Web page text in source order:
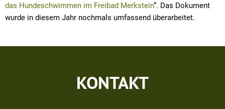
das Hundeschwimmen im Freibad Merkstein“. Das Dokument
wurde in diesem Jahr nochmals umfassend überarbeitet.
KONTAKT